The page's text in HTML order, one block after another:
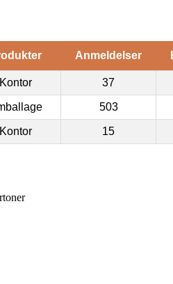
Anmeldelser
Kontor 37
503
Kontor 15